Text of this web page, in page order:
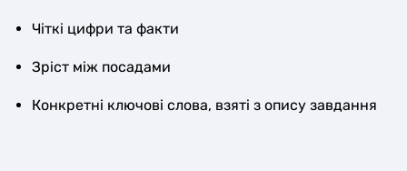
Чіткі цифри та факти
Зріст між посадами
Конкретні ключові слова, взяті з опису завдання